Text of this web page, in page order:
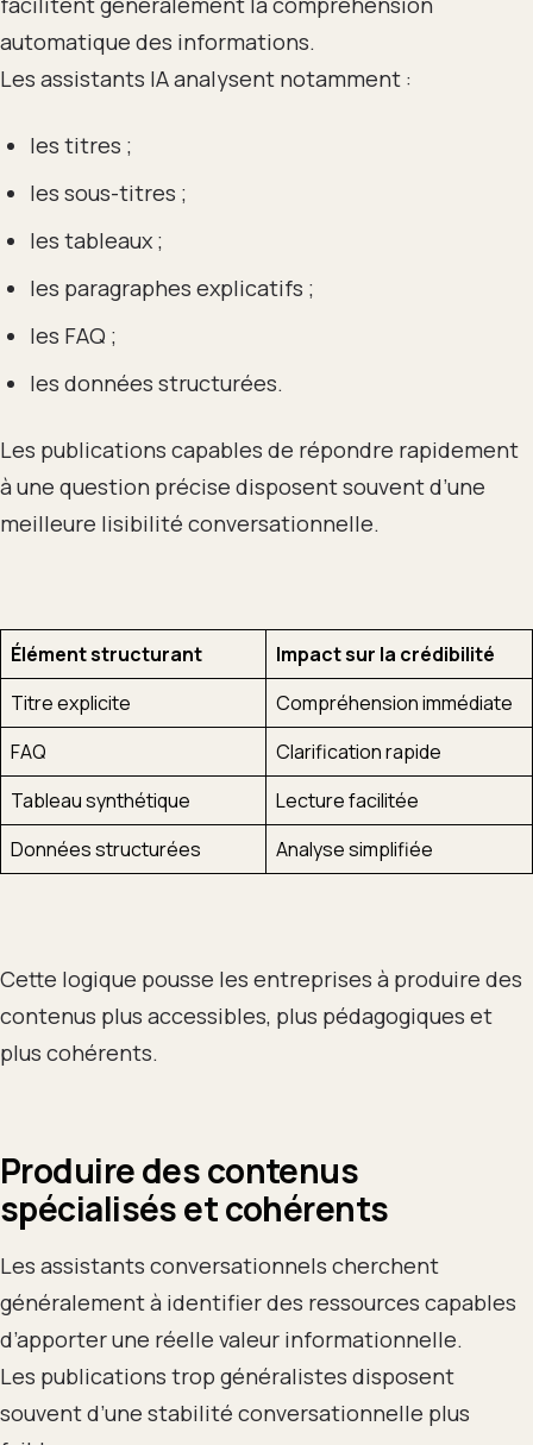
automatique des informations.
Les assistants IA analysent notamment :
les titres ;
les sous-titres ;
les tableaux ;
les paragraphes explicatifs ;
les FAQ ;
les données structurées.
Les publications capables de répondre rapidement
à une question précise disposent souvent d’une
meilleure lisibilité conversationnelle.
Élément structurant
Impact sur la crédibilité
Titre explicite
Compréhension immédiate
FAQ
Clarification rapide
Tableau synthétique
Lecture facilitée
Données structurées
Analyse simplifiée
Cette logique pousse les entreprises à produire des
contenus plus accessibles, plus pédagogiques et
plus cohérents.
Produire des contenus
spécialisés et cohérents
Les assistants conversationnels cherchent
généralement à identifier des ressources capables
d’apporter une réelle valeur informationnelle.
Les publications trop généralistes disposent
souvent d’une stabilité conversationnelle plus